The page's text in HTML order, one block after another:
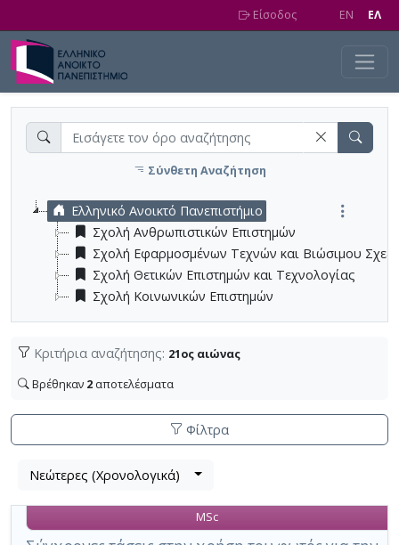
Είσοδος EN EΛ
Σύνθετη Αναζήτηση
Ελληνικό Ανοικτό Πανεπιστήμιο
Σχολή Ανθρωπιστικών Επιστημών
Σχολή Εφαρμοσμένων Τεχνών και Βιώσιμου
Σχολή Θετικών Επιστημών και Τεχνολογίας
Σχολή Κοινωνικών Επιστημών
Κριτήρια αναζήτησης: 21ος αιώνας
Βρέθηκαν 2 αποτελέσματα
Φίλτρα
Βρέθηκαν
αποτελέσματα
Λίστα
τα
αποτελέσματα
Νεώτερες (Χρονολογικά)
MSc